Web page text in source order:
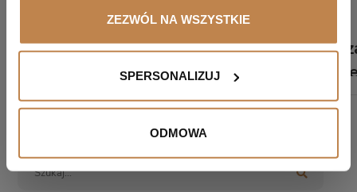
ZEZWÓL NA WSZYSTKIE
SPERSONALIZUJ
ODMOWA
Adrian Kęmpiński
Uwaga na aporty
w estońskim CIT
Przedpłata
towar to
ukryty zysk